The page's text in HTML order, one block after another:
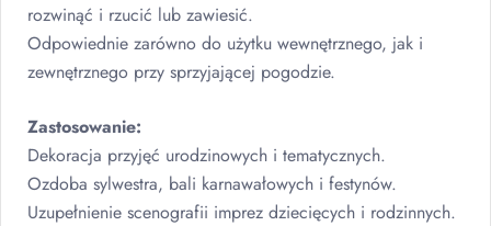
rozwinąć i rzucić lub zawiesić.
Odpowiednie zarówno do użytku wewnętrznego, jak i
zewnętrznego przy sprzyjającej pogodzie.
Zastosowanie:
Dekoracja przyjęć urodzinowych i tematycznych.
Ozdoba sylwestra, bali karnawałowych i festynów.
Uzupełnienie scenografii imprez dziecięcych i rodzinnych.